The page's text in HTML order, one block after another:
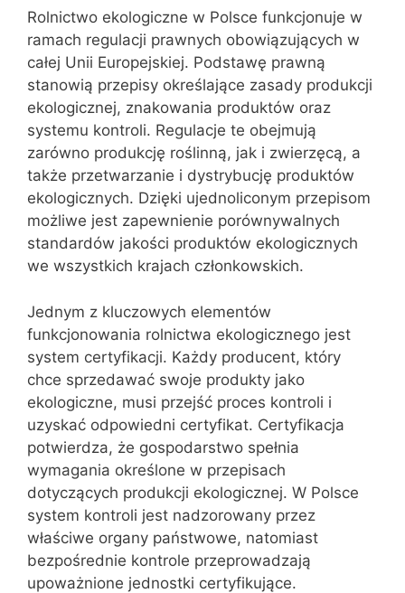
Rolnictwo ekologiczne w Polsce funkcjonuje w
ramach regulacji prawnych obowiązujących w
całej Unii Europejskiej. Podstawę prawną
stanowią przepisy określające zasady produkcji
ekologicznej, znakowania produktów oraz
systemu kontroli. Regulacje te obejmują
zarówno produkcję roślinną, jak i zwierzęcą, a
także przetwarzanie i dystrybucję produktów
ekologicznych. Dzięki ujednoliconym przepisom
możliwe jest zapewnienie porównywalnych
standardów jakości produktów ekologicznych
we wszystkich krajach członkowskich.
Jednym z kluczowych elementów
funkcjonowania rolnictwa ekologicznego jest
system certyfikacji. Każdy producent, który
chce sprzedawać swoje produkty jako
ekologiczne, musi przejść proces kontroli i
uzyskać odpowiedni certyfikat. Certyfikacja
potwierdza, że gospodarstwo spełnia
wymagania określone w przepisach
dotyczących produkcji ekologicznej. W Polsce
system kontroli jest nadzorowany przez
właściwe organy państwowe, natomiast
bezpośrednie kontrole przeprowadzają
upoważnione jednostki certyfikujące.